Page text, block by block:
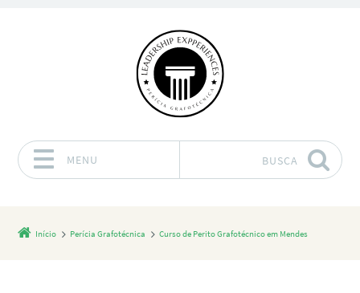
MENU BUSCA
Início Perícia Grafotécnica Curso de Perito Grafotécnico em Mendes